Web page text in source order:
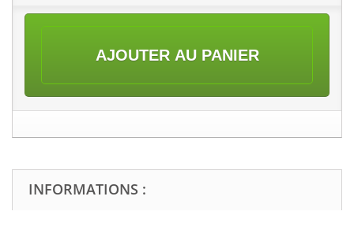
AJOUTER AU PANIER
INFORMATIONS :